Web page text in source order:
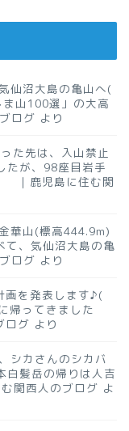
仙沼大島の亀山へ(
山100選」の大高
ログ より
た先は、入山禁止
たが、98座目岩手
｜鹿児島に住む関
華山(標高444.9m)
、気仙沼大島の亀
ログ より
画を発表します♪(
帰ってきました
ログ より
シカさんのシカバ
白髪岳の帰りは人吉
関西人のブログ よ